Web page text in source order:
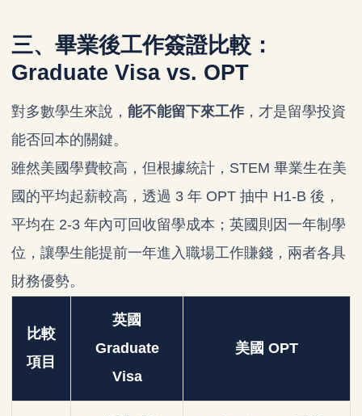
三、畢業後工作簽證比較：
Graduate Visa vs. OPT
對多數學生來說， 能不能留下來工作，才是留學投資
能否回本的關鍵。
雖然美國學費較高，但根據統計，STEM 畢業生在美
國的平均起薪較高，透過 3 年 OPT 抽中 H1-B 後，
平均在 2-3 年內可回收留學成本；英國則因一年制學
位，讓學生能提前一年進入職場工作賺錢，兩者各具
財務優勢。
比較
項目
英國
Graduate
Visa
美國 OPT